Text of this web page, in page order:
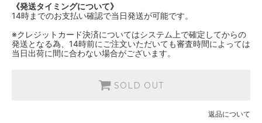
《発送タイミングについて》
14時までのお支払い確認で当日発送が可能です。
※クレジットカード決済についてはシステム上で確定してからの
発送となる為、14時前にご注文いただいても審査時間によっては
当日出荷に間に合わない場合がございます。
SOLD OUT
返品について